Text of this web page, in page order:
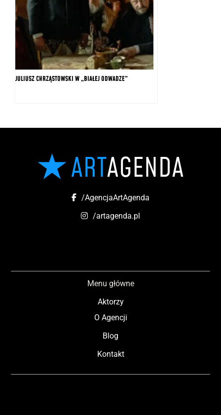
JULIUSZ CHRZĄSTOWSKI W „BIAŁEJ ODWADZE”
/AgencjaArtAgenda
/artagenda.pl
Menu główne
Aktorzy
O Agencji
Blog
Kontakt